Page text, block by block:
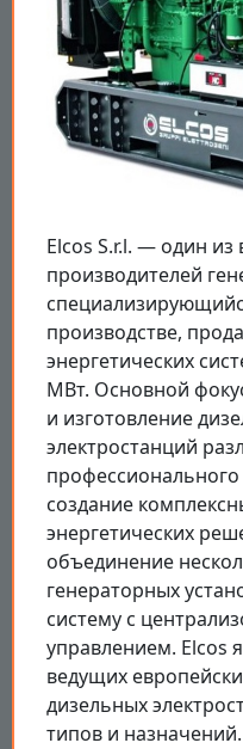
Elcos S.r.l. — один
производителей
производстве,
энергетических
МВт. Основной
и изготовление
электростанций
создание
энергетических
объединение
генераторных
систему с
управлением. Elcos
ведущих
дизельных
типов и назначений.